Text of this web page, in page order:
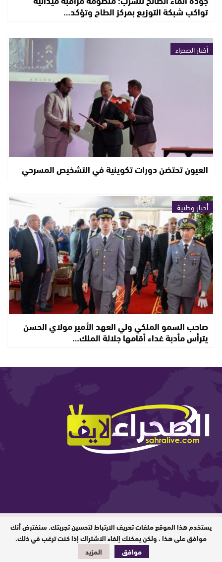
تواكب شبكة التوزيع بمركز الطاح وتؤكد…
أخبار الصحراء
العيون تحتضن دورات تكوينية في التشخيص المسرحي
أخبار وطنية
صاحب السمو الملكي ولي العهد الأمير مولاي الحسن
يترأس مأدبة غداء أقامها جلالة الملك…
المدير المسؤول : ابيبك المحفوظ / جميع
الحقوق محفوظة © 2026
تصميم وبرمجة
يستخدم هذا الموقع ملفات تعريف الارتباط لتحسين تجربتك. سنفترض أنك
موافق على هذا ، ولكن يمكنك إلغاء الاشتراك إذا كنت ترغب في ذلك.
موافق
المزيد